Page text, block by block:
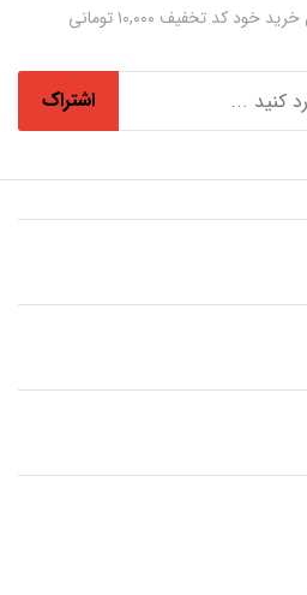
با عضویت درخبرنامه، برای اولین خرید خود کد تخفیف ۱۰,۰۰۰ تومانی
اشتراک